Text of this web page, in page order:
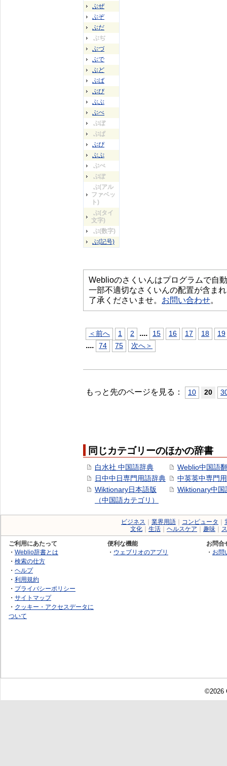
ぶぜ
ぶぞ
ぶだ
ぶぢ
ぶづ
ぶで
ぶど
ぶば
ぶび
ぶぶ
ぶべ
ぶぼ
ぶぱ
ぶぴ
ぶぷ
ぶぺ
ぶぽ
ぶ(アル
ファベッ
ト)
ぶ(タイ
文字)
ぶ(数字)
ぶ(記号)
Weblioのさくいんはプログラムで自
一部不適切なさくいんの配置が含ま
了承くださいませ。 お問い合わせ。
＜前へ 1 2 .... 15 16 17 18 19
.... 74 75 次へ＞
もっと先のページを見る： 10 20
同じカテゴリーのほかの辞書
白水社 中国語辞典
日中中日専門用語辞典
Wiktionary日本語版
（中国語カテゴリ）
Weblio中国語
中英英中専門
Wiktionary中国
ビジネス 業界用語 コンピュータ
文化
生活 ヘルスケア 趣味
ご利用にあたって
・ Weblio辞書とは
・ 検索の仕方
・ ヘルプ
・ 利用規約
・ プライバシーポリシー
・ サイトマップ
・ クッキー・アクセスデータに
ついて
便利な機能
・ ウェブリオのアプリ
お問合
・ お問
©2026